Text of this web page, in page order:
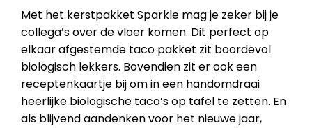
Met het kerstpakket Sparkle mag je zeker bij je
collega’s over de vloer komen. Dit perfect op
elkaar afgestemde taco pakket zit boordevol
biologisch lekkers. Bovendien zit er ook een
receptenkaartje bij om in een handomdraai
heerlijke biologische taco’s op tafel te zetten. En
als blijvend aandenken voor het nieuwe jaar,